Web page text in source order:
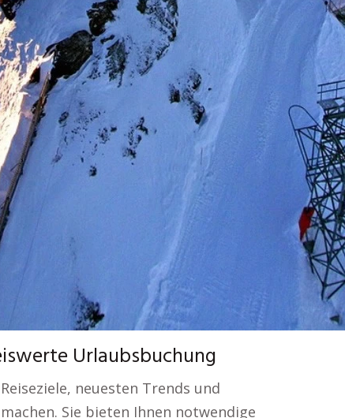
Urlaubsbuchung
neuesten Trends und
Sie bieten Ihnen notwendige